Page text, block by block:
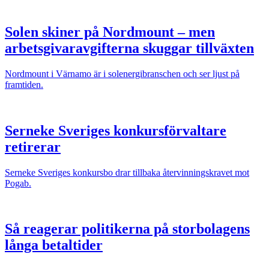
Solen skiner på Nordmount – men
arbetsgivaravgifterna skuggar tillväxten
Nordmount i Värnamo är i solenergibranschen och ser ljust på
framtiden.
Serneke Sveriges konkursförvaltare
retirerar
Serneke Sveriges konkursbo drar tillbaka återvinningskravet mot
Pogab.
Så reagerar politikerna på storbolagens
långa betaltider